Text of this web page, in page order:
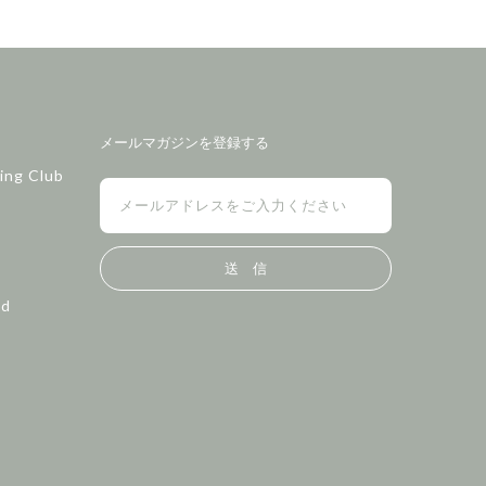
Club
メールマガジンを登録する
送 信